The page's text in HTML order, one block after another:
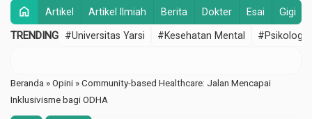
home Artikel Artikel Ilmiah Berita Dokter Esai Gigi
TRENDING #Universitas Yarsi #Kesehatan Mental #Psikologi
Beranda »Opini »Community-based Healthcare: Jalan Mencapai
Inklusivisme bagi ODHA